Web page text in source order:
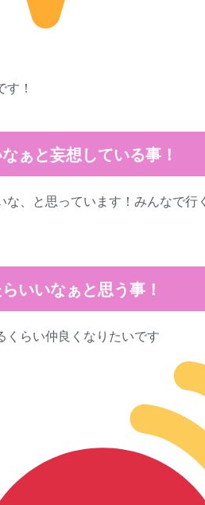
！
ぁと妄想している事！
、と思っています！みんなで行
いいなぁと思う事！
くらい仲良くなりたいです